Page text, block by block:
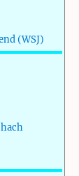
(WSJ)